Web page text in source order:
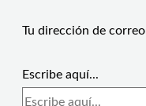
Tu dirección de
Escribe aquí...